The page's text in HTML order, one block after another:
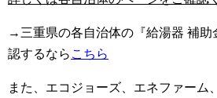
→三重県の各自治体の『給湯器 補助
認するなら こちら
また、エコジョーズ、エネファーム